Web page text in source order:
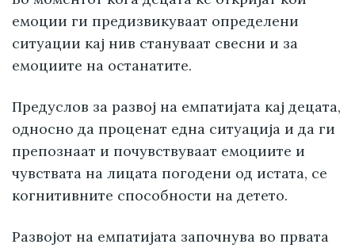
емоции ги предизвикуваат определени
ситуации кај нив стануваат свесни и за
емоциите на останатите.
Предуслов за развој на емпатијата кај децата,
односно да проценат една ситуација и да ги
препознаат и почувствуваат емоциите и
чувствата на лицата погодени од истата, се
когнитивните способности на детето.
Развојот на емпатијата започнува во првата